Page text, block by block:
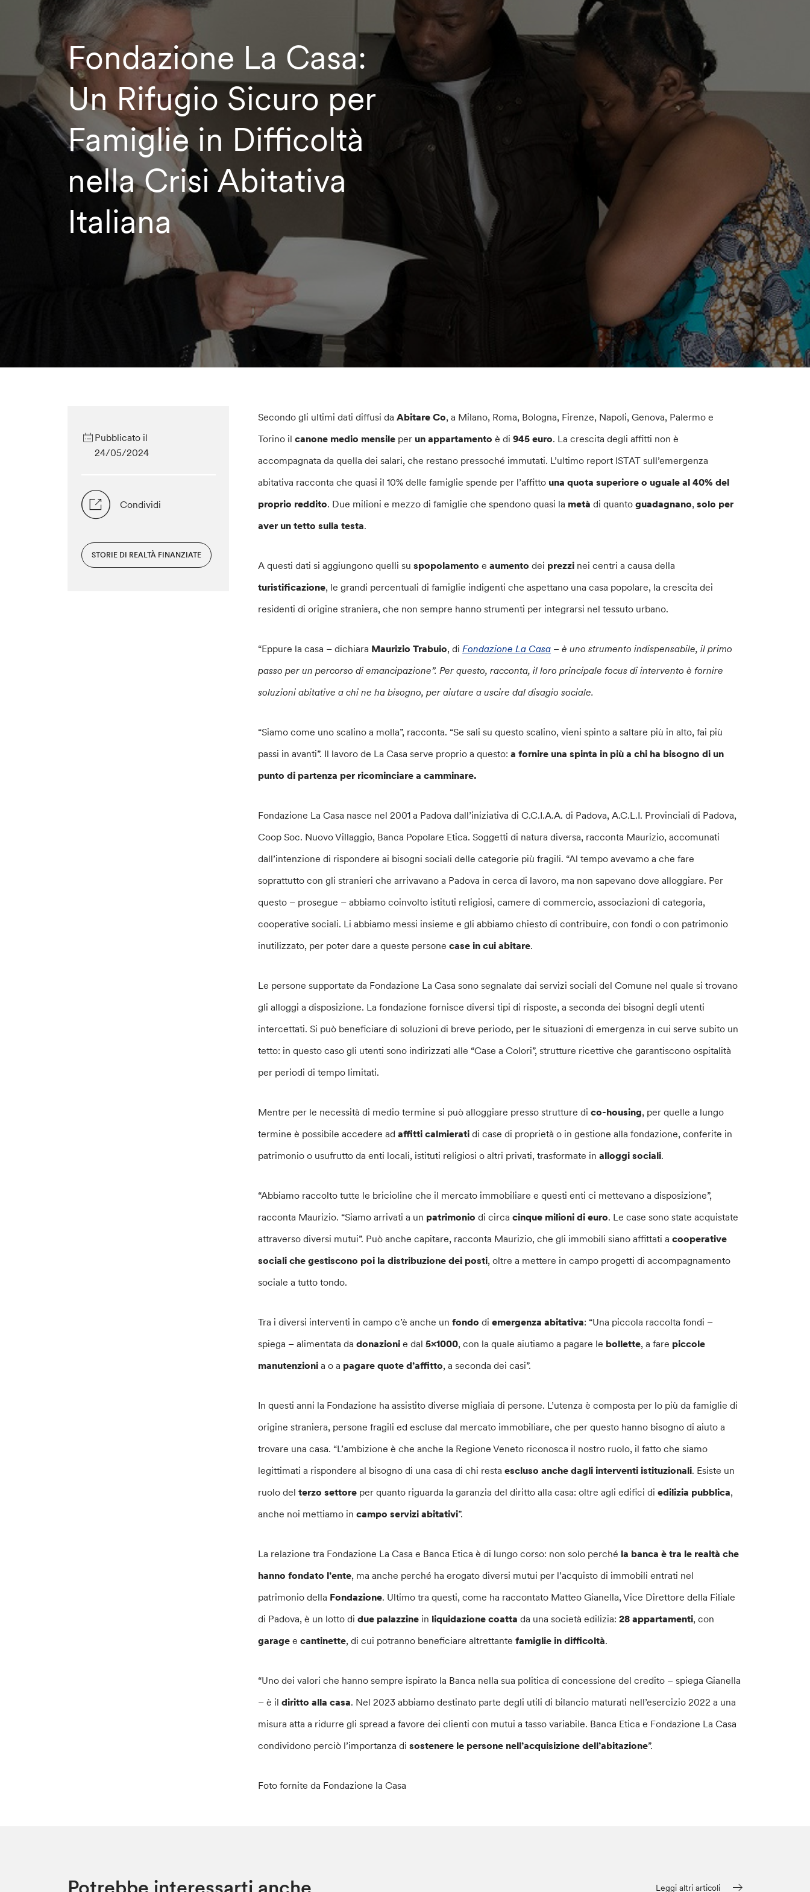
Fondazione La Casa:
Un Rifugio Sicuro per
Famiglie in Difficoltà
nella Crisi Abitativa
Italiana
Pubblicato il
24/05/2024
Condividi
STORIE DI REALTÀ FINANZIATE
Secondo gli ultimi dati diffusi daAbitare Co, a Milano, Roma, Bologna, Firenze, Napoli, Genova, Palermo e
Torino ilcanone medio mensile per un appartamento è di945 euro. La crescita degli affitti non è
accompagnata da quella dei salari, che restano pressoché immutati. L’ultimo report ISTAT sull’emergenza
abitativa racconta che quasi il 10% delle famiglie spende per l’affitto una quota superiore o uguale al 40% del
proprio reddito. Due milioni e mezzo di famiglie che spendono quasi la metà di quantoguadagnano,solo per
aver un tetto sulla testa.
A questi dati si aggiungono quelli suspopolamento eaumento dei prezzi nei centri a causa della
turistificazione, le grandi percentuali di famiglie indigenti che aspettano una casa popolare, la crescita dei
residenti di origine straniera, che non sempre hanno strumenti per integrarsi nel tessuto urbano.
“Eppure la casa – dichiara Maurizio Trabuio, diFondazione La Casa – è uno strumento indispensabile, il primo
passo per un percorso di emancipazione”. Per questo, racconta, il loro principale focus di intervento è fornire
soluzioni abitative a chi ne ha bisogno, per aiutare a uscire dal disagio sociale.
“Siamo come uno scalino a molla”, racconta. “Se sali su questo scalino, vieni spinto a saltare più in alto, fai più
passi in avanti”. Il lavoro de La Casa serve proprio a questo:a fornire una spinta in più a chi ha bisogno di un
punto di partenza per ricominciare a camminare.
Fondazione La Casa nasce nel 2001 a Padova dall’iniziativa di C.C.I.A.A. di Padova, A.C.L.I. Provinciali di Padova,
Coop Soc. Nuovo Villaggio, Banca Popolare Etica. Soggetti di natura diversa, racconta Maurizio, accomunati
dall’intenzione di rispondere ai bisogni sociali delle categorie più fragili. “Al tempo avevamo a che fare
soprattutto con gli stranieri che arrivavano a Padova in cerca di lavoro, ma non sapevano dove alloggiare. Per
questo – prosegue – abbiamo coinvolto istituti religiosi, camere di commercio, associazioni di categoria,
cooperative sociali. Li abbiamo messi insieme e gli abbiamo chiesto di contribuire, con fondi o con patrimonio
inutilizzato, per poter dare a queste persone case in cui abitare.
Le persone supportate da Fondazione La Casa sono segnalate dai servizi sociali del Comune nel quale si trovano
gli alloggi a disposizione. La fondazione fornisce diversi tipi di risposte, a seconda dei bisogni degli utenti
intercettati. Si può beneficiare di soluzioni di breve periodo, per le situazioni di emergenza in cui serve subito un
tetto: in questo caso gli utenti sono indirizzati alle “Case a Colori”, strutture ricettive che garantiscono ospitalità
per periodi di tempo limitati.
Mentre per le necessità di medio termine si può alloggiare presso strutture dico-housing, per quelle a lungo
termine è possibile accedere adaffitti calmierati di case di proprietà o in gestione alla fondazione, conferite in
patrimonio o usufrutto da enti locali, istituti religiosi o altri privati, trasformate inalloggi sociali.
“Abbiamo raccolto tutte le bricioline che il mercato immobiliare e questi enti ci mettevano a disposizione”,
racconta Maurizio. “Siamo arrivati a un patrimonio di circacinque milioni di euro. Le case sono state acquistate
attraverso diversi mutui”. Può anche capitare, racconta Maurizio, che gli immobili siano affittati acooperative
sociali che gestiscono poi la distribuzione dei posti, oltre a mettere in campo progetti di accompagnamento
sociale a tutto tondo.
Tra i diversi interventi in campo c’è anche unfondo diemergenza abitativa: “Una piccola raccolta fondi –
spiega – alimentata dadonazioni e dal5×1000, con la quale aiutiamo a pagare le bollette, a fare piccole
manutenzioni a o a pagare quote d’affitto, a seconda dei casi”.
In questi anni la Fondazione ha assistito diverse migliaia di persone. L’utenza è composta per lo più da famiglie di
origine straniera, persone fragili ed escluse dal mercato immobiliare, che per questo hanno bisogno di aiuto a
trovare una casa. “L’ambizione è che anche la Regione Veneto riconosca il nostro ruolo, il fatto che siamo
legittimati a rispondere al bisogno di una casa di chi restaescluso anche dagli interventi istituzionali. Esiste un
ruolo delterzo settore per quanto riguarda la garanzia del diritto alla casa: oltre agli edifici diedilizia pubblica,
anche noi mettiamo incampo servizi abitativi”.
La relazione tra Fondazione La Casa e Banca Etica è di lungo corso: non solo perché la banca è tra le realtà che
hanno fondato l’ente, ma anche perché ha erogato diversi mutui per l’acquisto di immobili entrati nel
patrimonio della Fondazione. Ultimo tra questi, come ha raccontato Matteo Gianella, Vice Direttore della Filiale
di Padova, è un lotto didue palazzine in liquidazione coatta da una società edilizia:28 appartamenti, con
garage ecantinette, di cui potranno beneficiare altrettantefamiglie in difficoltà.
“Uno dei valori che hanno sempre ispirato la Banca nella sua politica di concessione del credito – spiega Gianella
– è ildiritto alla casa. Nel 2023 abbiamo destinato parte degli utili di bilancio maturati nell’esercizio 2022 a una
misura atta a ridurre gli spread a favore dei clienti con mutui a tasso variabile. Banca Etica e Fondazione La Casa
condividono perciò l’importanza disostenere le persone nell’acquisizione dell’abitazione”.
Foto fornite da Fondazione la Casa
Leggi altri articoli